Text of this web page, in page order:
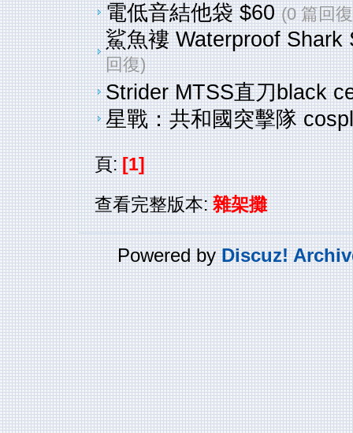
電低音結他袋 $60 (0 篇回
鯊魚褸 Waterproof
回復)
Strider MTSS直刀black
星戰：共和國突擊隊
頁:[1]
查看完整版本:雜架攤
Powered byDiscuz!